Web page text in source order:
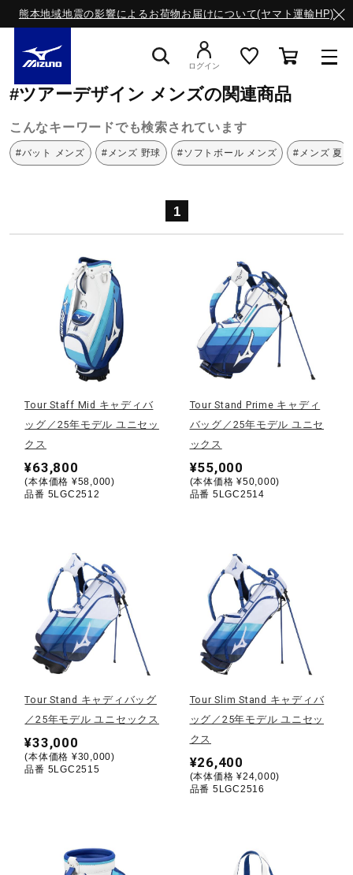
熊本地域地震の影響によるお荷物お届けについて(ヤマト運輸HP)
ライフスタイルウエア
サッカー／フットサル
トレーニング
野球
バレーボール
テニス／ソフトテニス
陸上競技
ソフトボール
ログイン
ミズノ公式オンライン メンズ
#ツアーデザイン メンズの関連商品
こんなキーワードでも検索されています
#バット メンズ #メンズ 野球 #ソフトボール メンズ #メンズ 夏
1
Tour Staff Mid キャディバ
ッグ／25年モデル ユニセッ
クス
¥63,800
(本体価格 ¥58,000)
品番 5LGC2512
Tour Stand Prime キャディ
バッグ／25年モデル ユニセ
ックス
¥55,000
(本体価格 ¥50,000)
品番 5LGC2514
Tour Stand キャディバッグ
／25年モデル ユニセックス
¥33,000
(本体価格 ¥30,000)
品番 5LGC2515
Tour Slim Stand キャディバ
ッグ／25年モデル ユニセッ
クス
¥26,400
(本体価格 ¥24,000)
品番 5LGC2516